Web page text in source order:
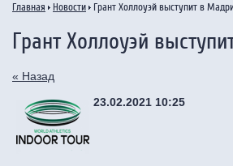
Главная Новости Грант Холлоуэй выступит в
Грант Холлоуэй
« Назад
23.02.2021 10:25